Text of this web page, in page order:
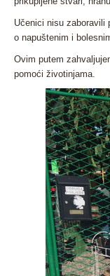
Učenici nisu zaboravili
o napuštenim i
Ovim putem
pomoći životinjama.